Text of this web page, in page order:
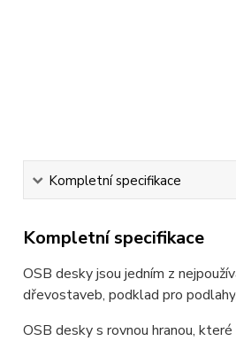
Kompletní specifikace
Kompletní specifikace
OSB desky jsou jedním z
dřevostaveb, podklad pro
OSB desky s rovnou hranou,